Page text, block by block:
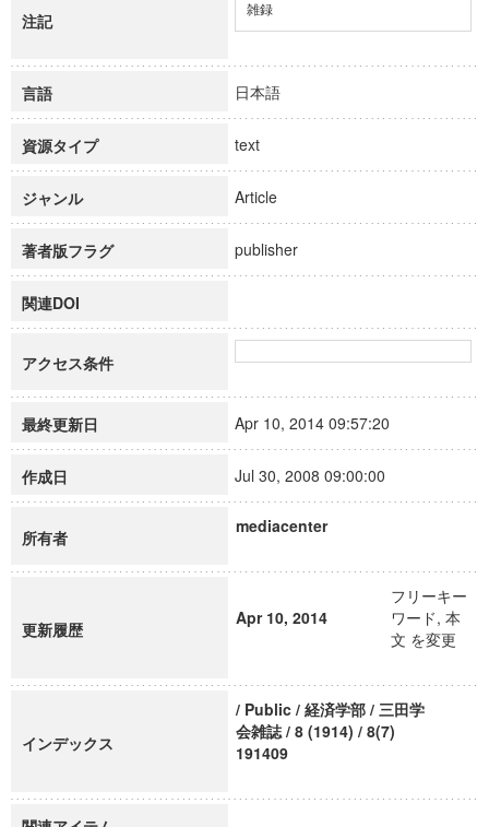
注記
雑録
言語 日本語
資源タイプ text
ジャンル Article
著者版フラグ publisher
関連DOI
アクセス条件
最終更新日 Apr 10, 2014 09:57:20
作成日 Jul 30, 2008 09:00:00
所有者
mediacenter
更新履歴
Apr 10, 2014
フリーキー
ワード, 本
文 を変更
インデックス
/ Public / 経済学部 / 三田学
会雑誌 / 8 (1914) / 8(7)
191409